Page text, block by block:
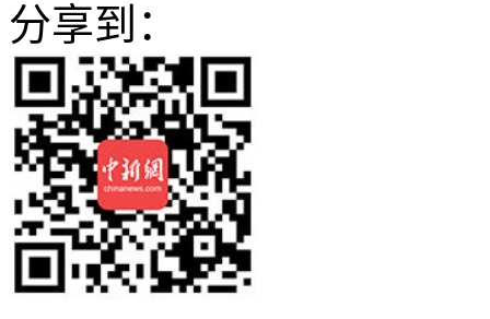
分享到：